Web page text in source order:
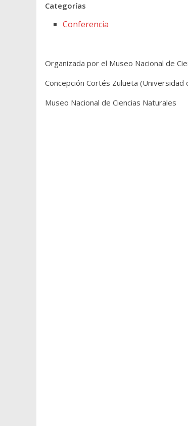
Categorías
Conferencia
Organizada por el Museo Nacional de
Concepción Cortés Zulueta (Universidad
Museo Nacional de Ciencias Naturales